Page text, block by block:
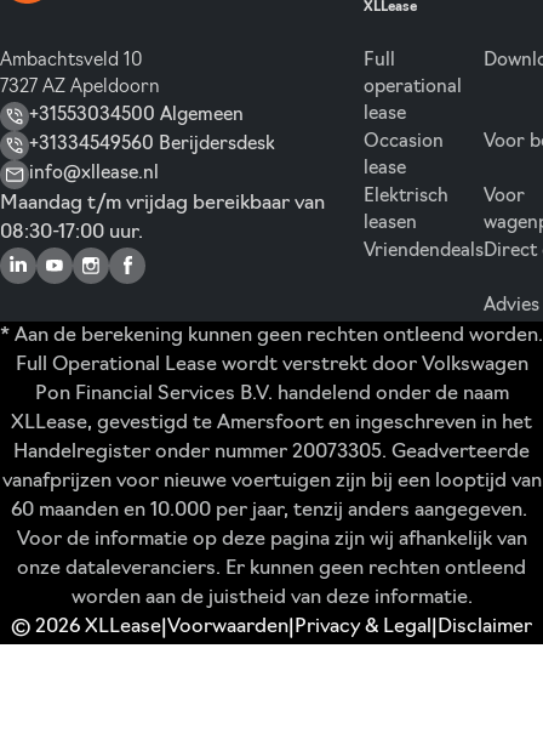
Ambachtsveld 10
7327 AZ Apeldoorn
+31553034500 Algemeen
+31334549560 Berijdersdesk
info@xllease.nl
Maandag t/m vrijdag bereikbaar van
08:30-17:00 uur.
XLLease
Full
operational
lease
Occasion
lease
Elektrisch
leasen
Vriendendeals
Voor
Voor
Direct
* Aan de berekening kunnen geen rechten ontleend worden.
Full Operational Lease wordt verstrekt door Volkswagen
Pon Financial Services B.V. handelend onder de naam
XLLease, gevestigd te Amersfoort en ingeschreven in het
Handelregister onder nummer 20073305. Geadverteerde
vanafprijzen voor nieuwe voertuigen zijn bij een looptijd van
60 maanden en 10.000 per jaar, tenzij anders aangegeven.
Voor de informatie op deze pagina zijn wij afhankelijk van
onze dataleveranciers. Er kunnen geen rechten ontleend
worden aan de juistheid van deze informatie.
© 2026 XLLease Voorwaarden Privacy & Legal Disclaimer